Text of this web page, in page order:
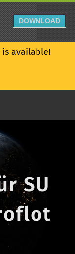
is available!
SU
DOWNLOAD